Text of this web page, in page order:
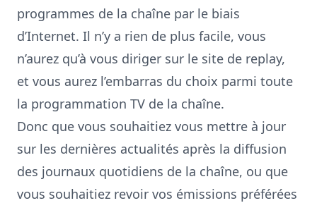
programmes de la chaîne par le biais
d’Internet. Il n’y a rien de plus facile, vous
n’aurez qu’à vous diriger sur le site de replay,
et vous aurez l’embarras du choix parmi toute
la programmation TV de la chaîne.
Donc que vous souhaitiez vous mettre à jour
sur les dernières actualités après la diffusion
des journaux quotidiens de la chaîne, ou que
vous souhaitiez revoir vos émissions préférées